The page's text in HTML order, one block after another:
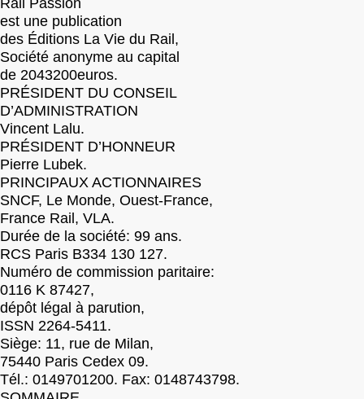
Rail Passion
est une publication
des Éditions La Vie du Rail,
Société anonyme au capital
de 2043200euros.
PRÉSIDENT DU CONSEIL
D’ADMINISTRATION
Vincent Lalu.
PRÉSIDENT D’HONNEUR
Pierre Lubek.
PRINCIPAUX ACTIONNAIRES
SNCF, Le Monde, Ouest-France,
France Rail, VLA.
Durée de la société: 99 ans.
RCS Paris B334 130 127.
Numéro de commission paritaire:
0116 K 87427,
dépôt légal à parution,
ISSN 2264-5411.
Siège: 11, rue de Milan,
75440 Paris Cedex 09.
Tél.: 0149701200. Fax: 0148743798.